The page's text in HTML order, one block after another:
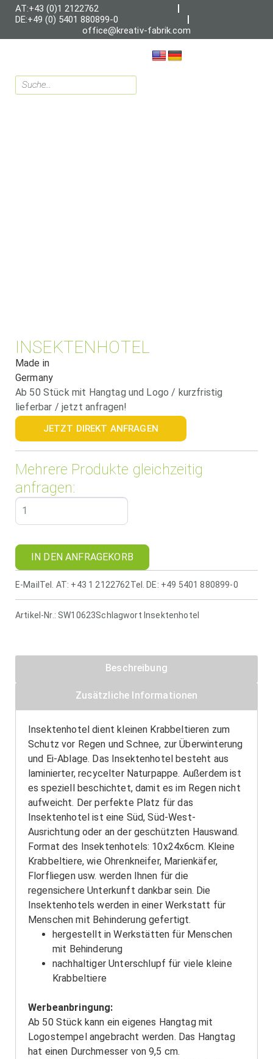
AT:+43 (0)1 2122762
DE:+49 (0) 5401 880899-0
office@kreativ-fabrik.com
INSEKTENHOTEL
Made in
Germany
Ab 50 Stück mit Hangtag und Logo / kurzfristig
lieferbar / jetzt anfragen!
JETZT DIREKT ANFRAGEN
Mehrere Produkte gleichzeitig
anfragen:
IN DEN ANFRAGEKORB
E-Mail Tel. AT: +43 1 2122762Tel. DE: +49 5401 880899-0
Artikel-Nr.: SW10623Schlagwort Insektenhotel
Beschreibung
Zusätzliche Informationen
Insektenhotel dient kleinen Krabbeltieren zum
Schutz vor Regen und Schnee, zur Überwinterung
und Ei-Ablage. Das Insektenhotel besteht aus
laminierter, recycelter Naturpappe. Außerdem ist
es speziell beschichtet, damit es im Regen nicht
aufweicht. Der perfekte Platz für das
Insektenhotel ist eine Süd, Süd-West-
Ausrichtung oder an der geschützten Hauswand.
Format des Insektenhotels: 10x24x6cm. Kleine
Krabbeltiere, wie Ohrenkneifer, Marienkäfer,
Florfliegen usw. werden Ihnen für die
regensichere Unterkunft dankbar sein. Die
Insektenhotels werden in einer Werkstatt für
Menschen mit Behinderung gefertigt.
hergestellt in Werkstätten für Menschen
mit Behinderung
nachhaltiger Unterschlupf für viele kleine
Krabbeltiere
Werbeanbringung:
Ab 50 Stück kann ein eigenes Hangtag mit
Logostempel angebracht werden. Das Hangtag
hat einen Durchmesser von 9,5 cm.